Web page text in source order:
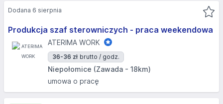
Produkcja szaf sterowniczych - praca weekendowa
ATERIMA WORK
36-36 zł brutto / godz.
Niepołomice (Zawada - 18km)
umowa o pracę
Dodana 6 sierpnia